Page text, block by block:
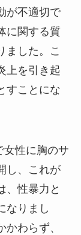
が不適切で
に関する質
ました。こ
上を引き起
すことにな
女性に胸のサ
し、これが
、性暴力と
なりまし
わらず、